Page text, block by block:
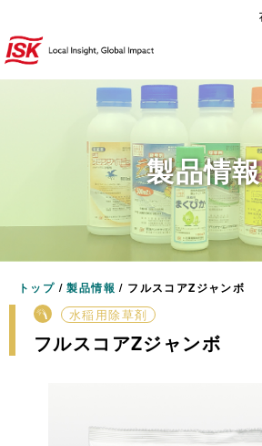
製品情報
トップ /製品情報 / フルスコアZジャンボ
水稲用除草剤
フルスコアZジャンボ